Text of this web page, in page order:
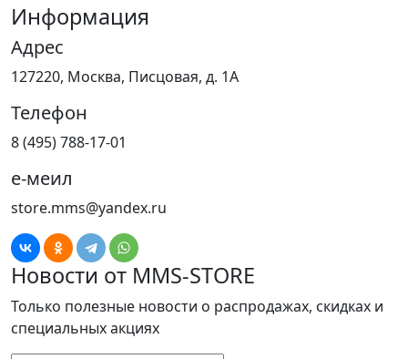
Информация
Адрес
127220, Москва, Писцовая, д. 1А
Телефон
8 (495) 788-17-01
е-меил
store.mms@yandex.ru
Новости от MMS-STORE
Только полезные новости о распродажах, скидках и
специальных акциях